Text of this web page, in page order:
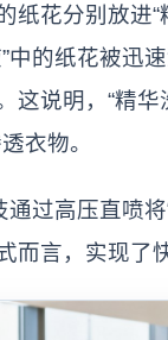
纸花分别放进“
中的纸花被迅
这说明，“精
衣物。
通过高压直喷
而言，实现了